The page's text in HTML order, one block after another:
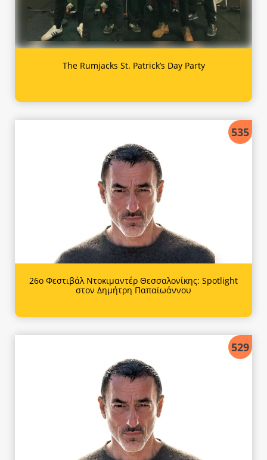
The Rumjacks St. Patrick’s Day Party
535
26ο Φεστιβάλ Ντοκιμαντέρ Θεσσαλονίκης: Spotlight
στον Δημήτρη Παπαϊωάννου
529